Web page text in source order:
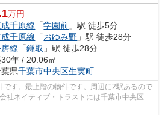
万円
千原線 「学園前 」駅 徒歩5分
千原線 「おゆみ野 」駅 徒歩28分
線 「鎌取 」駅 徒歩28分
年 / 20.06㎡
県千葉市中央区生実町
です。最上階の物件です。周辺に2駅あるので
社ネイティブ・トラストには千葉市中央区エ
ご質問...